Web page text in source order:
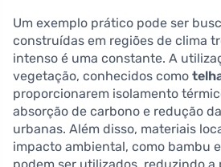
Um exemplo prático pode ser
construídas em regiões de clima
intenso é uma constante. A
vegetação, conhecidos como
proporcionarem isolamento
absorção de carbono e redução
urbanas. Além disso, materiais
impacto ambiental, como bambu